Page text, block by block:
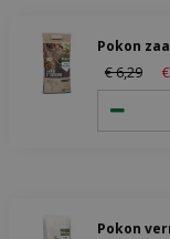
Pokon
€6,29 €
Pokon